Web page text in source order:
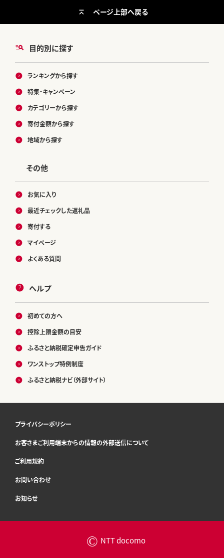
目的別に探す
ランキングから探す
特集・キャンペーン
カテゴリーから探す
寄付金額から探す
地域から探す
その他
お気に入り
最近チェックした返礼品
寄付する
マイページ
よくある質問
ヘルプ
初めての方へ
控除上限金額の目安
ふるさと納税確定申告ガイド
ワンストップ特例制度
ふるさと納税ナビ（外部サイト）
ページ上部へ戻る
プライバシーポリシー
お客さまご利用端末からの情報の外部送信について
ご利用規約
お問い合わせ
お知らせ
© NTT docomo